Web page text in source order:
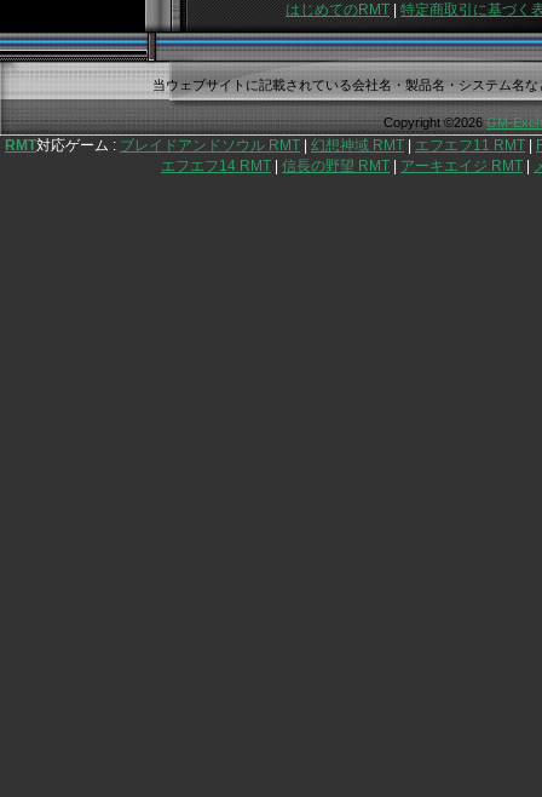
はじめてのRMT| 特定商取引に基づく
当ウェブサイトに記載されている会社名・製品名・システム名
Copyright ©2026GM-
RMT対応ゲーム : ブレイドアンドソウル RMT 幻想神域 RMT エフエフ11 RMT
エフエフ14 RMT
信長の野望 RMT アーキエイジ RMT